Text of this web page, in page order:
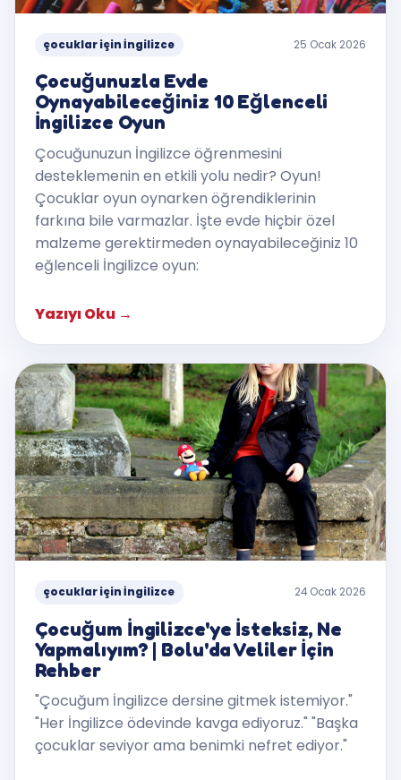
çocuklar için İngilizce 25 Ocak 2026
Çocuğunuzla Evde
Oynayabileceğiniz 10 Eğlenceli
İngilizce Oyun
Çocuğunuzun İngilizce öğrenmesini
desteklemenin en etkili yolu nedir? Oyun!
Çocuklar oyun oynarken öğrendiklerinin
farkına bile varmazlar. İşte evde hiçbir özel
malzeme gerektirmeden oynayabileceğiniz 10
eğlenceli İngilizce oyun:
Yazıyı Oku →
çocuklar için İngilizce 24 Ocak 2026
Çocuğum İngilizce'ye İsteksiz, Ne
Yapmalıyım? | Bolu'da Veliler İçin
Rehber
"Çocuğum İngilizce dersine gitmek istemiyor."
"Her İngilizce ödevinde kavga ediyoruz." "Başka
çocuklar seviyor ama benimki nefret ediyor."